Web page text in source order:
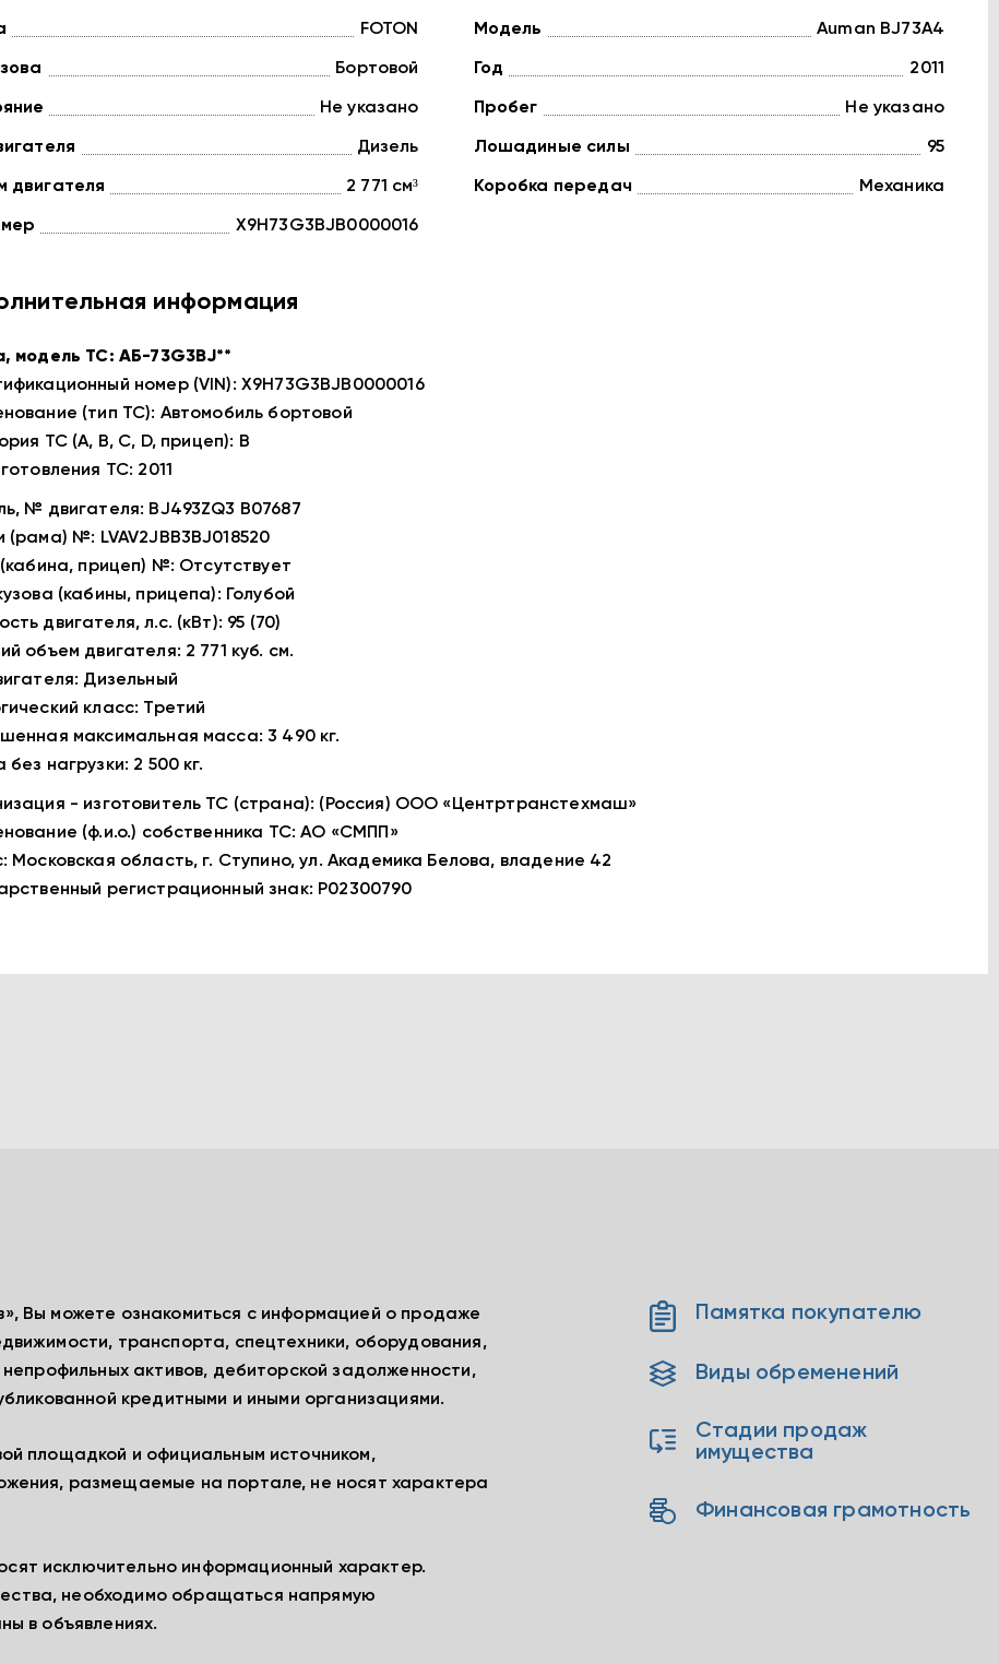
FOTON
Бортовой
Не указано
Дизель
двигателя 2 771 см³
X9H73G3BJB0000016
Модель Auman BJ73A4
Год 2011
Пробег Не указано
Лошадиные силы 95
Коробка передач Механика
информация
модель ТС: АБ-73G3BJ**
номер (VIN): X9H73G3BJB0000016
(тип ТС): Автомобиль бортовой
ТС (A, B, C, D, прицеп): B
ТС: 2011
№ двигателя: BJ493ZQ3 B07687
(рама) №: LVAV2JBB3BJ018520
(кабина, прицеп) №: Отсутствует
(кабины, прицепа): Голубой
двигателя, л.с. (кВт): 95 (70)
объем двигателя: 2 771 куб. см.
Дизельный
класс: Третий
максимальная масса: 3 490 кг.
без нагрузки: 2 500 кг.
- изготовитель ТС (страна): (Россия) ООО «Центртранстехмаш»
(ф.и.о.) собственника ТС: АО «СМПП»
Московская область, г. Ступино, ул. Академика Белова, владение 42
регистрационный знак: Р02300790
Вы можете ознакомиться с информацией о продаже
транспорта, спецтехники, оборудования,
активов, дебиторской задолженности,
кредитными и иными организациями.
площадкой и официальным источником,
размещаемые на портале, не носят характера
исключительно информационный характер.
необходимо обращаться напрямую
в объявлениях.
Памятка покупателю
Виды обременений
Стадии продаж
имущества
Финансовая грамотность